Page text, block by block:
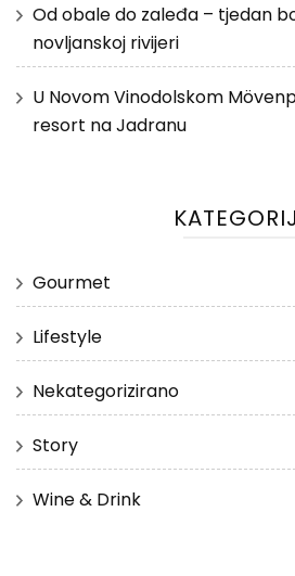
Od obale do zaleđa – tjedan
novljanskoj rivijeri
U Novom Vinodolskom
resort na Jadranu
Gourmet
Lifestyle
Nekategorizirano
Story
Wine & Drink